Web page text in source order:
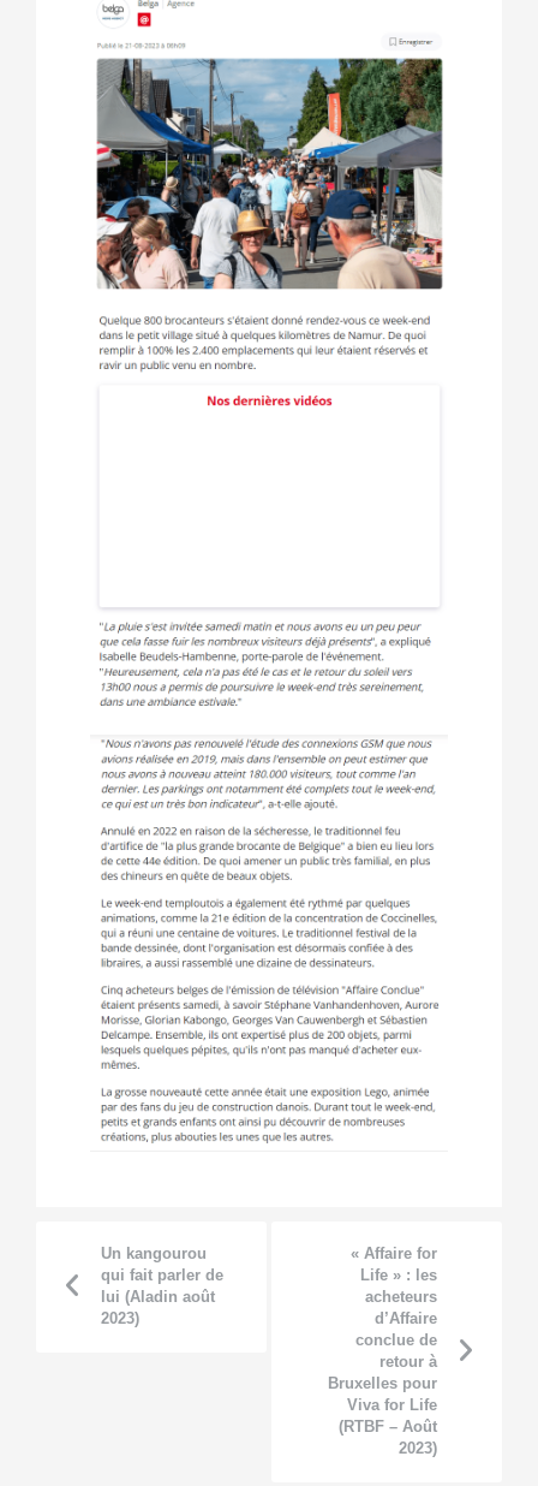
Un kangourou
qui fait parler de
lui (Aladin août
2023)
« Affaire for
Life » : les
acheteurs
d’Affaire
conclue de
retour à
Bruxelles pour
Viva for Life
(RTBF – Août
2023)